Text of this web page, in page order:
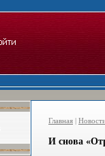
Главная |
И снова